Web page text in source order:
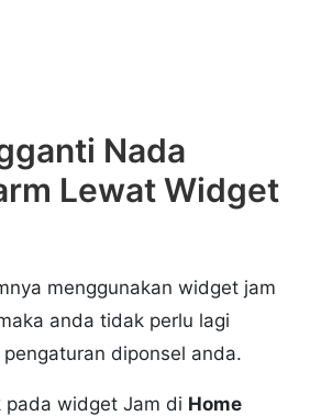
Nada
Lewat Widget
menggunakan widget jam
anda tidak perlu lagi
diponsel anda.
pada widget Jam di Home